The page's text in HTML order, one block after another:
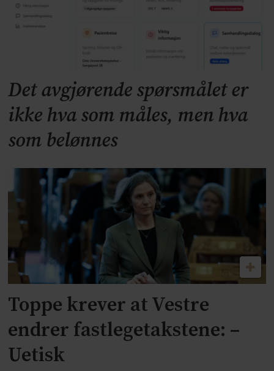
Det avgjørende spørsmålet er
ikke hva som måles, men hva
som belønnes
Toppe krever at Vestre
endrer fastlegetakstene: –
Uetisk